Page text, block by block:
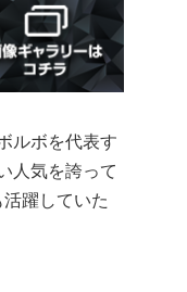
ルボを代表す
人気を誇って
躍していた